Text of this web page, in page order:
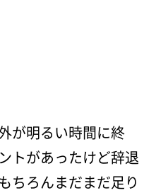
が明るい時間に終
トがあったけど辞退
ちろんまだまだ足り